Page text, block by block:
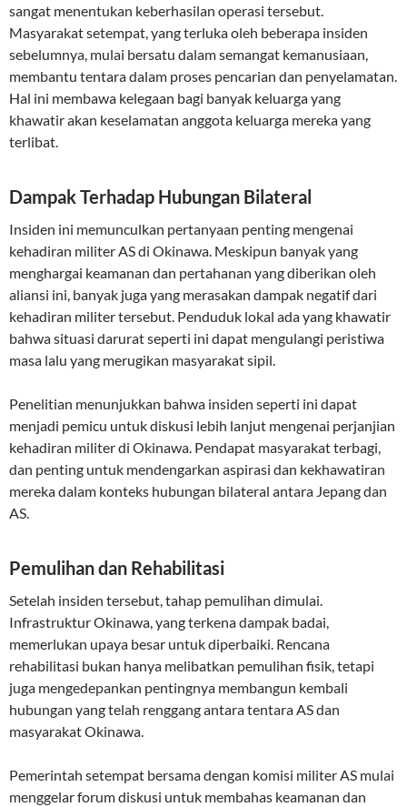
sangat menentukan keberhasilan operasi tersebut.
Masyarakat setempat, yang terluka oleh beberapa insiden
sebelumnya, mulai bersatu dalam semangat kemanusiaan,
membantu tentara dalam proses pencarian dan penyelamatan.
Hal ini membawa kelegaan bagi banyak keluarga yang
khawatir akan keselamatan anggota keluarga mereka yang
terlibat.
Dampak Terhadap Hubungan Bilateral
Insiden ini memunculkan pertanyaan penting mengenai
kehadiran militer AS di Okinawa. Meskipun banyak yang
menghargai keamanan dan pertahanan yang diberikan oleh
aliansi ini, banyak juga yang merasakan dampak negatif dari
kehadiran militer tersebut. Penduduk lokal ada yang khawatir
bahwa situasi darurat seperti ini dapat mengulangi peristiwa
masa lalu yang merugikan masyarakat sipil.
Penelitian menunjukkan bahwa insiden seperti ini dapat
menjadi pemicu untuk diskusi lebih lanjut mengenai perjanjian
kehadiran militer di Okinawa. Pendapat masyarakat terbagi,
dan penting untuk mendengarkan aspirasi dan kekhawatiran
mereka dalam konteks hubungan bilateral antara Jepang dan
AS.
Pemulihan dan Rehabilitasi
Setelah insiden tersebut, tahap pemulihan dimulai.
Infrastruktur Okinawa, yang terkena dampak badai,
memerlukan upaya besar untuk diperbaiki. Rencana
rehabilitasi bukan hanya melibatkan pemulihan fisik, tetapi
juga mengedepankan pentingnya membangun kembali
hubungan yang telah renggang antara tentara AS dan
masyarakat Okinawa.
Pemerintah setempat bersama dengan komisi militer AS mulai
menggelar forum diskusi untuk membahas keamanan dan